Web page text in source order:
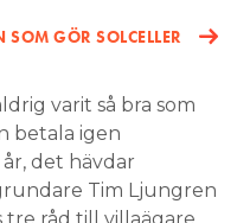
GÖR SOLCELLER
varit så bra som
betala igen
det hävdar
Tim Ljungren
tre råd till villaägare